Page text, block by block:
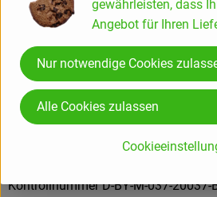
Deutschland
Milchwerke Berchtesgadener Land
Kontrollnummer D-BY-M-037-20037-
gewährleisten, dass
Angebot für Ihren
Nur notwendige Cookies
Alle Cookies zulassen